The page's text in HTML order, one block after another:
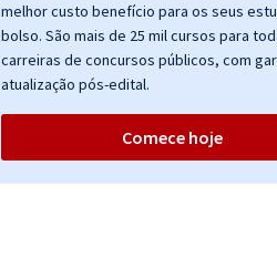
melhor custo benefício para os seus
bolso. São mais de 25 mil cursos para
carreiras de concursos públicos, com
atualização pós-edital.
Comece hoje